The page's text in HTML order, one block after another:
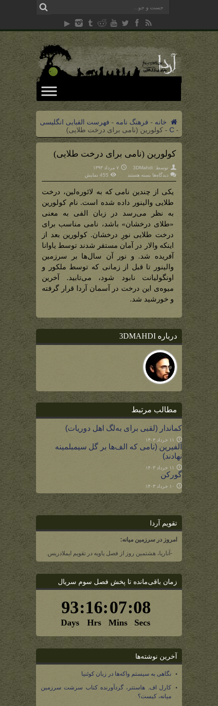
خانه - فرهنگ نامه - فهرست الفبایی انگلیسی
-
C
- کولورین (نامی برای درخت طلایی)
کولورین (نامی برای درخت طلایی)
توسط: 3DMahdi
۷ مرداد ۱۳۹۳
دیدگاه‌ها برای
برای
درخت
طلایی)
بسته هستند 455 نمایش
یکی از چندین نامی که به لائوره‌لین، درخت
طلایی والینور داده شده است. نام کولورین
به نظر می‌رسد در زبان الفی به معنی
«طلای درخشان» باشد، نامی مناسب برای
درخت طلایی نورِ درخشان. کولورین بعد از
اینکه والار در آمان مستقر شدند توسط یاوانا
آفریده شد. و نور آن سال‌ها بر سرزمین
والینور تا قبل از زمانی که توسط ملکور و
اونگولیانت نابود شود، می‌تابید. آخرین
میوه‌ی این درخت در آسمان آردا قرار گرفته
و خورشید شد.
درباره 3DMAHDI
مطالب مرتبط
کماندار (لقبی برای به‌لگ اهل دوریات)
۱۱ خرداد ۱۴۰۳
آلفیرین (نامی که الف‌ها بر گل سیمبلمینه
نهادند)
۱۱ خرداد ۱۴۰۳
گورکن
۱۰ خرداد ۱۴۰۳
تقویم آردا
امروز در سرزمین میانه:
-آناریا، هشتمین روز از فصل یاویه در تقویم ایملادریس.
زمان باقی‌مانده تا پخش فصل سوم سریال
آخرین نوشته‌ها
نگاهی به سیستم واکه‌ها در زبان کوئنیا
کارل اف. هاستتر، گردآورنده کتاب سرشت سرزمین
میانه، کیست؟